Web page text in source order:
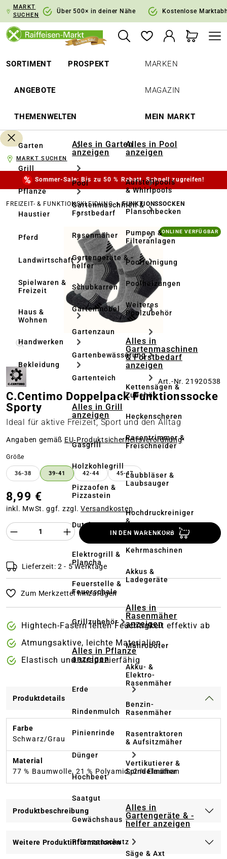
Zur Hauptnavigation springen
MARKT
SUCHEN
Über 500× in deiner Nähe Kostenlose
SORTIMENT PROSPEKT
ANGEBOTE
THEMENWELTEN
MARKEN
MAGAZIN
MEIN MARKT
Garten
Grill
Pflanze
Haustier
Pferd
Landwirtschaft
Spielwaren &
Freizeit
Haus &
Wohnen
Handwerken
Bekleidung
Alles in Garten
anzeigen
Pool
Gartenmaschinen &
Forstbedarf
Rasenmäher
Gartengeräte & -
helfer
Schubkarren
Gartenmöbel
Gartenzaun
Gartenbewässerung
Gartenteich
Alles in Grill
anzeigen
Gasgrill
Holzkohlegrill
Pizzaofen &
Pizzastein
Dutch Oven
Elektrogrill &
Plancha
Feuerstelle &
Feuerschale
Grillzubehör
Alles in Pflanze
anzeigen
Erde
Rindenmulch
Pinienrinde
Dünger
Hochbeet
Saatgut
Gewächshaus
Pflanzenschutz
Alles in Pool
anzeigen
Aufstellpools
& Whirlpools
Planschbecken
Pumpen &
Filteranlagen
Poolreinigung
Poolheizungen
Weiteres
Poolzubehör
Alles in
Gartenmaschinen
& Forstbedarf
anzeigen
Kettensägen &
Zubehör
Heckenscheren
Rasentrimmer &
Freischneider
Laubbläser &
Laubsauger
Hochdruckreiniger
&
Terrassenreinigung
Kehrmaschinen
Akkus &
Ladegeräte
Alles in
Rasenmäher
anzeigen
Mähroboter
Akku- &
Elektro-
Rasenmäher
Benzin-
Rasenmäher
Rasentraktoren
& Aufsitzmäher
Vertikutierer &
Spindelmäher
Alles in
Gartengeräte & -
helfer anzeigen
Säge & Axt
MARKT SUCHEN
Sommer-Sale: Bis zu 50 % Rabatt. Schnell zugreifen!
FREIZEIT- & FUNKTIONSKLEIDUNG FUNKTIONSSOCKEN
Bildergalerie überspringen ONLINE VERFÜGBAR
Art.-Nr. 21920538
C.Centimo Doppelpack Funktionssocke
Sporty
Ideal für aktive Freizeit, Sport und den Alltag
Angaben gemäß EU‑Produktsicherheitsverordnung
Größe
36-38 39-41 42-44 45-47
8,99 €
inkl. MwSt. ggf. zzgl.Versandkosten
Produkt Anzahl des Produktes
IN DEN WARENKORB
Lieferzeit: 2 - 5 Werktage
Zum Merkzettel hinzufügen
Hightech-Fasern leiten Feuchtigkeit effektiv ab
Atmungsaktive, leichte Materialien
Elastisch und strapazierfähig
Produktdetails
Farbe
Schwarz/Grau
Material
77 % Baumwolle, 21 % Polyamid, 2 % Elasthan
Produktbeschreibung
Weitere Produktinformationen